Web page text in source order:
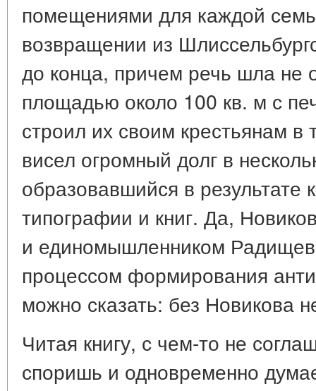
помещениями для каждой
возвращении из
до конца, причем речь шла не
площадью около 100 кв. м с
строил их своим крестьянам в
висел огромный долг в
образовавшийся в результате
типографии и книг. Да,
и единомышленником
процессом формирования
можно сказать: без Новикова
Читая книгу, с чем-то не
споришь и одновременно